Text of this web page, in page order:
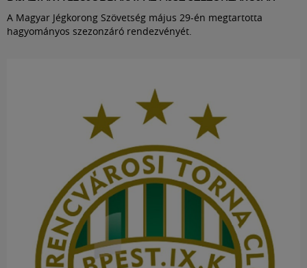
A Magyar Jégkorong Szövetség május 29-én megtartotta
hagyományos szezonzáró rendezvényét.
Közösség